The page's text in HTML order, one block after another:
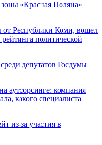
«Красная Поляна»
от Республики Коми, вошел
политической
депутатов Госдумы
аутсорсинге: компания
какого специалиста
из-за участия в